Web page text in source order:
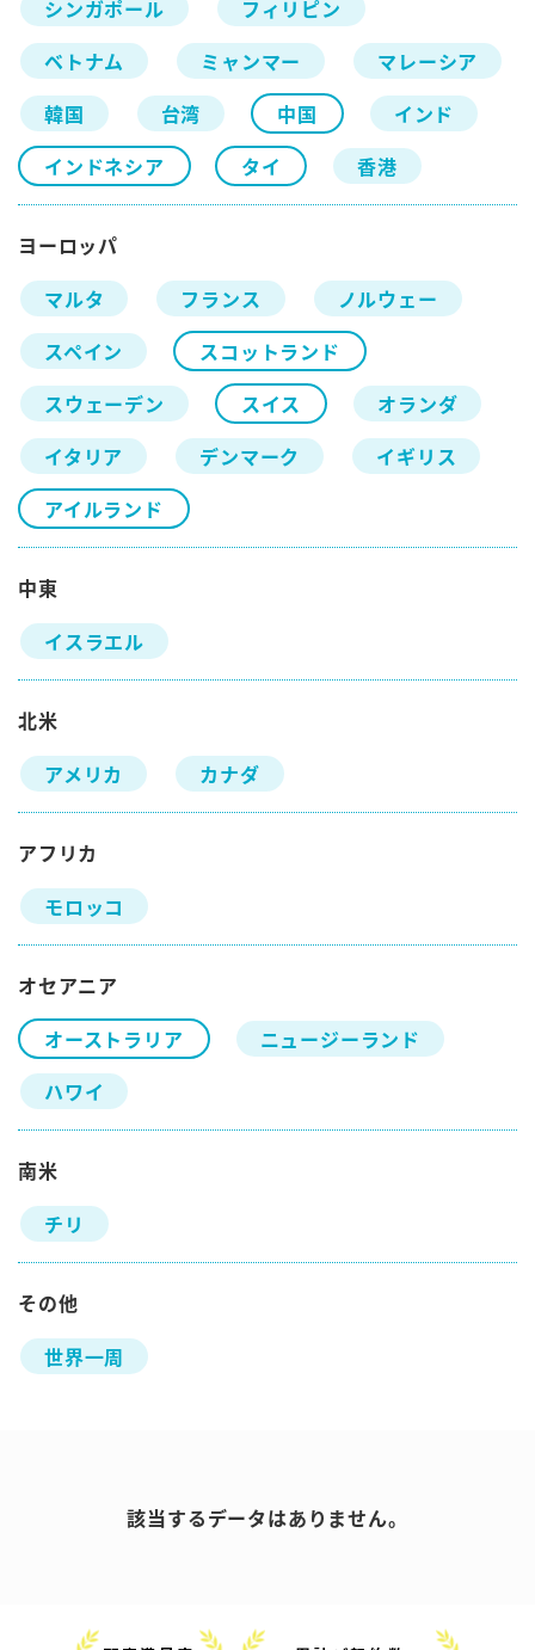
シンガポール
フィリピン
ベトナム
ミャンマー
マレーシア
韓国
台湾 中国
インド
インドネシア
タイ 香港
ヨーロッパ
マルタ
フランス
ノルウェー
スペイン
スコットランド
スウェーデン
スイス
オランダ
イタリア
デンマーク
イギリス
アイルランド
中東
イスラエル
北米
アメリカ
カナダ
アフリカ
モロッコ
オセアニア
オーストラリア
ニュージーランド
ハワイ
南米
チリ
その他
世界一周
該当するデータはありません。